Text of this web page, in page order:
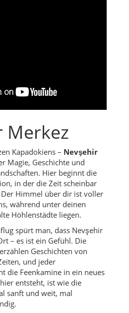
Merkez
Kapadokiens – Nevşehir
Magie, Geschichte und
Hier beginnt die
in der die Zeit scheinbar
Himmel über dir ist voller
während unter deinen
Höhlenstädte liegen.
spürt man, dass Nevşehir
– es ist ein Gefühl. Die
Geschichten von
und jeder
die Feenkamine in ein neues
entsteht, ist wie die
sanft und weit, mal